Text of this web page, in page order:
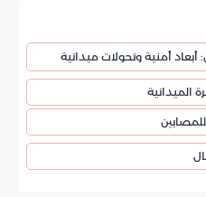
أمنية وتحولات ميدانية
الميدانية